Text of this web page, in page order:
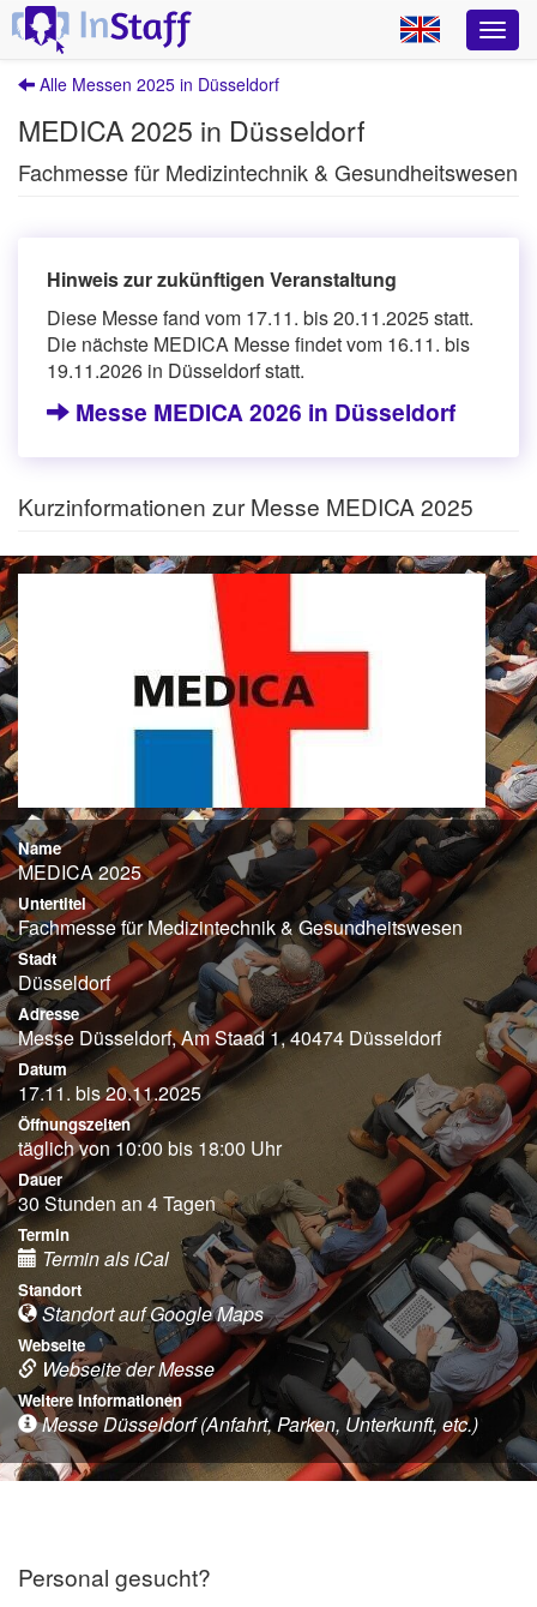
Alle Messen 2025 in Düsseldorf
MEDICA 2025 in Düsseldorf
Fachmesse für Medizintechnik & Gesundheitswesen
Hinweis zur zukünftigen Veranstaltung
Diese Messe fand vom 17.11. bis 20.11.2025 statt.
Die nächste MEDICA Messe findet vom 16.11. bis
19.11.2026 in Düsseldorf statt.
Messe MEDICA 2026 in Düsseldorf
Kurzinformationen zur Messe MEDICA 2025
Name
MEDICA 2025
Untertitel
Fachmesse für Medizintechnik & Gesundheitswesen
Stadt
Düsseldorf
Adresse
Messe Düsseldorf, Am Staad 1, 40474 Düsseldorf
Datum
17.11. bis 20.11.2025
Öffnungszeiten
täglich von 10:00 bis 18:00 Uhr
Dauer
30 Stunden an 4 Tagen
Termin
Termin als iCal
Standort
Standort auf Google Maps
Webseite
Webseite der Messe
Weitere Informationen
Messe Düsseldorf (Anfahrt, Parken, Unterkunft, etc.)
Personal gesucht?